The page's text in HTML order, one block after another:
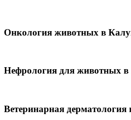
Онкология животных в
Нефрология для животных в
Ветеринарная дерматология